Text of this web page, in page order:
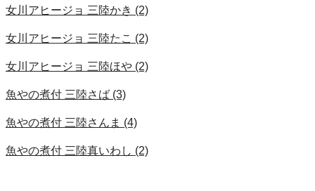
女川アヒージョ 三陸かき (2)
女川アヒージョ 三陸たこ (2)
女川アヒージョ 三陸ほや (2)
魚やの煮付 三陸さば (3)
魚やの煮付 三陸さんま (4)
魚やの煮付 三陸真いわし (2)